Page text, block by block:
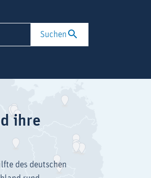
Suchen
ihre
des deutschen